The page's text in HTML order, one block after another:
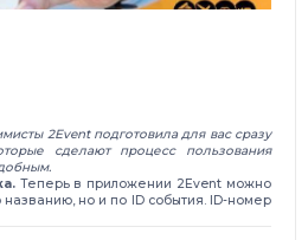
2Event подготовила для вас сразу
сделают процесс пользования
Теперь в приложении 2Event можно
названию, но и по ID события. ID-номер